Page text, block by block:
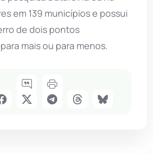
em 139 municípios e possui
de dois pontos
mais ou para menos.